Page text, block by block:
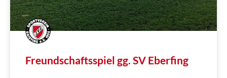
Freundschaftsspiel gg. SV Eberfing